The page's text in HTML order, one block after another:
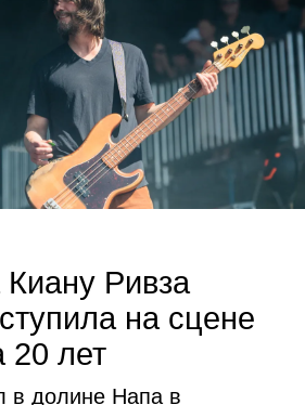
Киану Ривза
на сцене
20 лет
в долине Напа в